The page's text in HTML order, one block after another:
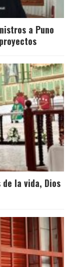
a Puno
de la vida, Dios